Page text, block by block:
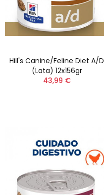
Hill's Canine/feline Diet A/d
(lata) 12x156gr
43,99 €